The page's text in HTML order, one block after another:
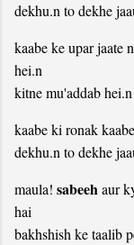
dekhu.n to dekhe
kaabe ke upar jaate
hei.n
kitne mu'addab
kaabe ki ronak
dekhu.n to dekhe
maula! sabeehaur
hai
bakhshish ke taalib